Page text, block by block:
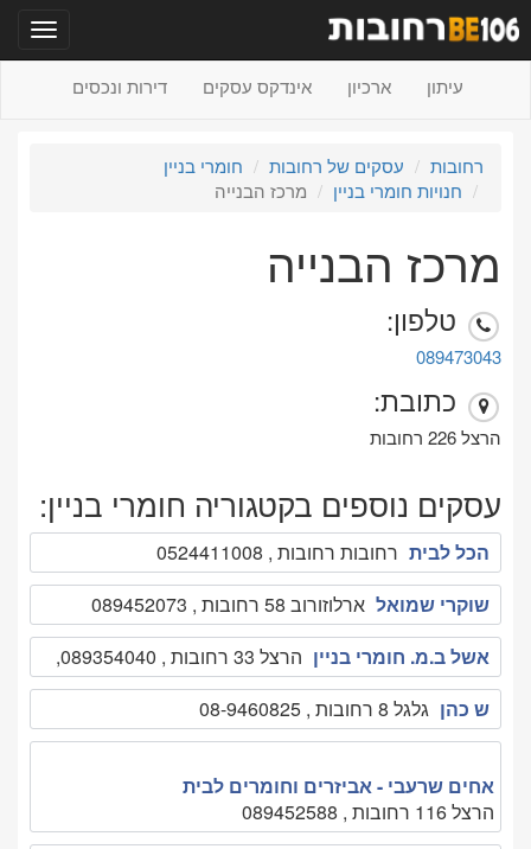
עיתון ארכיון אינדקס עסקים דירות ונכסים
רחובות עסקים של רחובות
חומרי בניין
חנויות חומרי בניין
מרכז הבנייה
מרכז הבנייה
טלפון:
089473043
כתובת:
הרצל 226 רחובות
עסקים נוספים בקטגוריה חומרי בניין:
הכל לבית רחובות רחובות , 0524411008
שוקרי שמואל ארלוזורוב 58 רחובות , 089452073
אשל ב.מ. חומרי בניין הרצל 33 רחובות , 089354040,
ש כהן גלגל 8 רחובות , 08-9460825
אחים שרעבי - אביזרים וחומרים לבית
הרצל 116 רחובות , 089452588